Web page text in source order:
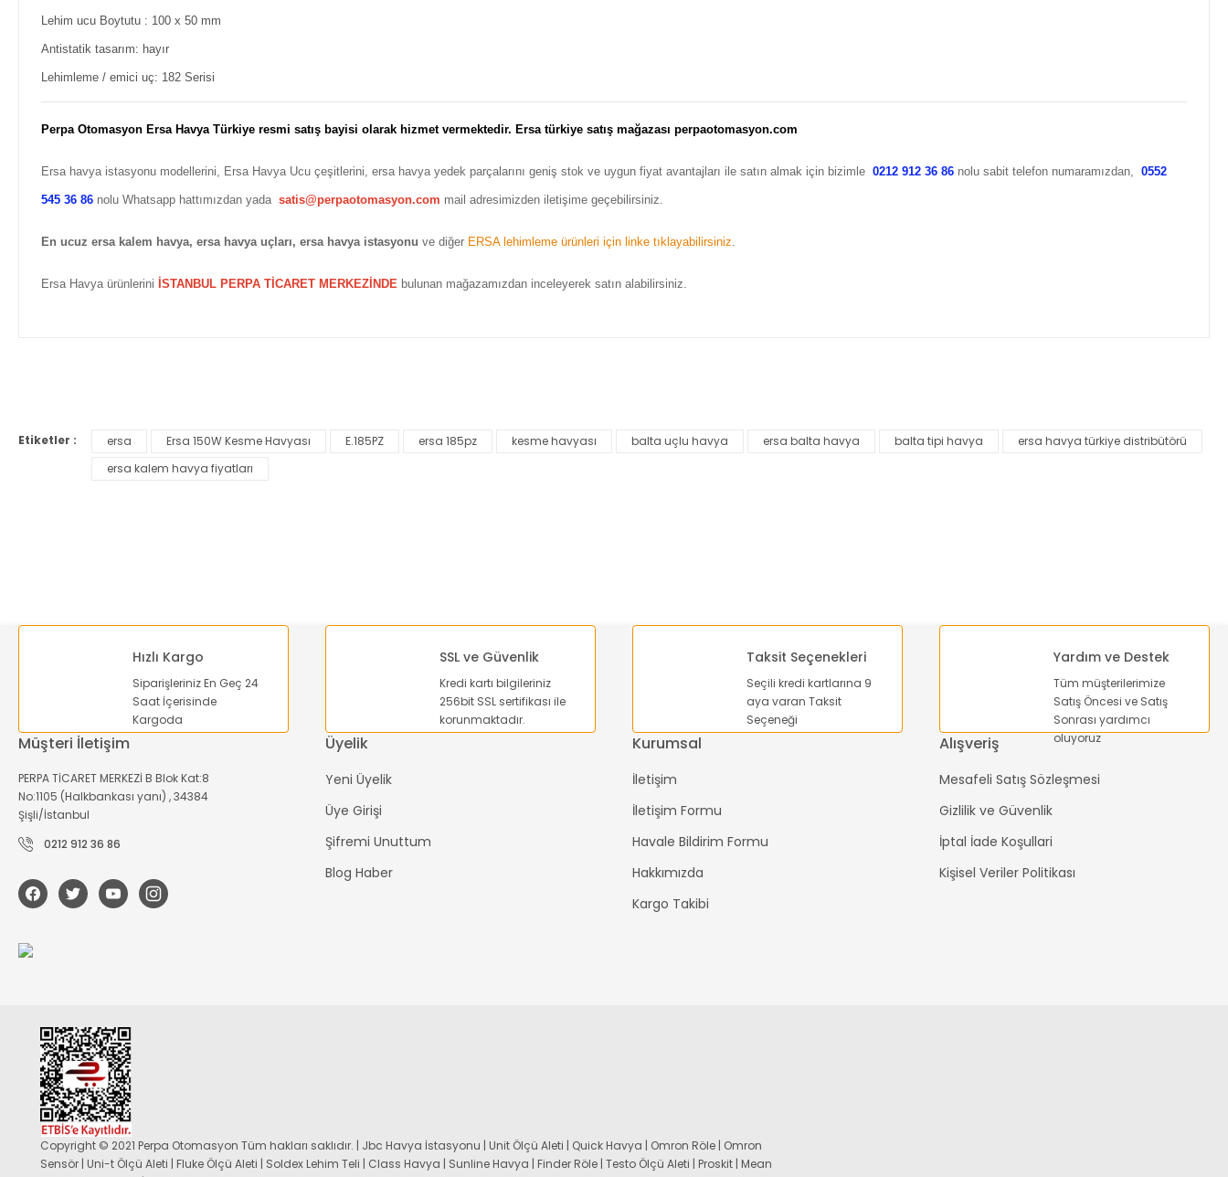
Lehim ucu Boytutu : 100 x 50 mm
Antistatik tasarım: hayır
Lehimleme / emici uç: 182 Serisi
Perpa Otomasyon Ersa Havya Türkiye resmi satış bayisi olarak hizmet vermektedir. Ersa türkiye satış mağazası perpaotomasyon.com
Ersa havya istasyonu modellerini, Ersa Havya Ucu çeşitlerini, ersa havya yedek parçalarını geniş stok ve uygun fiyat avantajları ile satın almak için bizimle 0212 912 36 86 nolu sabit telefon numaramızdan, 0552
545 36 86 nolu Whatsapp hattımızdan yada satis@perpaotomasyon.com mail adresimizden iletişime geçebilirsiniz.
En ucuz ersa kalem havya, ersa havya uçları, ersa havya istasyonu ve diğer ERSA lehimleme ürünleri için linke tıklayabilirsiniz.
Ersa Havya ürünlerini İSTANBUL PERPA TİCARET MERKEZİNDE bulunan mağazamızdan inceleyerek satın alabilirsiniz.
Ürün resmi kalitesiz, bozuk veya görüntülenemiyor.
Ürün açıklamasında eksik bilgiler bulunuyor.
Etiketler : ersa Ersa 150W Kesme Havyası E.185PZ ersa 185pz kesme havyası balta uçlu havya ersa balta havya balta tipi havya
ersa havya türkiye distribütörü
ersa kalem havya fiyatları
Hızlı Kargo
Siparişleriniz En Geç 24
Saat İçerisinde
Kargoda
SSL ve Güvenlik
Kredi kartı bilgileriniz
256bit SSL sertifikası ile
korunmaktadır.
Taksit Seçenekleri
Seçili kredi kartlarına 9
aya varan Taksit
Seçeneği
Yardım ve Destek
Tüm müşterilerimize
Satış Öncesi ve Satış
Sonrası yardımcı
oluyoruz
Müşteri İletişim
PERPA TİCARET MERKEZİ B Blok Kat:8
No:1105 (Halkbankası yanı) , 34384
Şişli/İstanbul
0212 912 36 86
Üyelik
Yeni Üyelik
Üye Girişi
Şifremi Unuttum
Blog Haber
Kurumsal
İletişim
İletişim Formu
Havale Bildirim Formu
Hakkımızda
Kargo Takibi
Alışveriş
Mesafeli Satış Sözleşmesi
Gizlilik ve Güvenlik
İptal İade Koşullari
Kişisel Veriler Politikası
Copyright © 2021 Perpa Otomasyon Tüm hakları saklıdır. | Jbc Havya İstasyonu | Unit Ölçü Aleti | Quick Havya | Omron Röle | Omron
Sensör | Uni-t Ölçü Aleti | Fluke Ölçü Aleti | Soldex Lehim Teli | Class Havya | Sunline Havya | Finder Röle | Testo Ölçü Aleti | Proskit | Mean